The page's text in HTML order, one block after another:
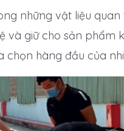
những vật liệu
và giữ cho sản
chọn hàng đầu của